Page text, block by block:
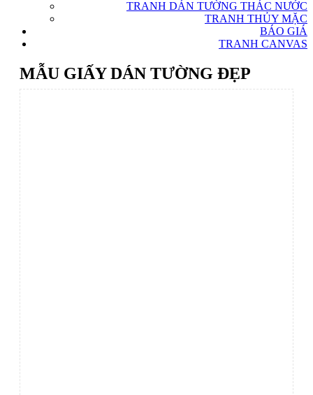
TRANH DÁN TƯỜNG THÁC NƯỚC
TRANH THỦY MẶC
BÁO GIÁ
TRANH CANVAS
MẪU GIẤY DÁN TƯỜNG ĐẸP